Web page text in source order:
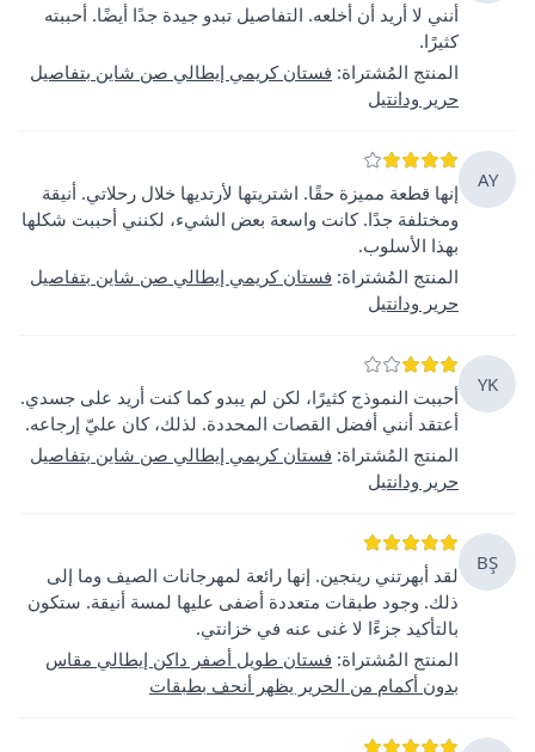
أنني لا أريد أن أخلعه. التفاصيل تبدو جيدة جدًا أيضًا. أحببته
كثيرًا.
المنتج المُشتراة: فستان كريمي إيطالي صن شاين بتفاصيل
حرير ودانتيل
AY
إنها قطعة مميزة حقًا. اشتريتها لأرتديها خلال رحلاتي. أنيقة
ومختلفة جدًا. كانت واسعة بعض الشيء، لكنني أحببت شكلها
بهذا الأسلوب.
المنتج المُشتراة: فستان كريمي إيطالي صن شاين بتفاصيل
حرير ودانتيل
YK
أحببت النموذج كثيرًا، لكن لم يبدو كما كنت أريد على جسدي.
أعتقد أنني أفضل القصات المحددة. لذلك، كان عليّ إرجاعه.
المنتج المُشتراة: فستان كريمي إيطالي صن شاين بتفاصيل
حرير ودانتيل
BŞ
لقد أبهرتني رينجين. إنها رائعة لمهرجانات الصيف وما إلى
ذلك. وجود طبقات متعددة أضفى عليها لمسة أنيقة. ستكون
بالتأكيد جزءًا لا غنى عنه في خزانتي.
المنتج المُشتراة: فستان طويل أصفر داكن إيطالي مقاس
بدون أكمام من الحرير يظهر أنحف بطبقات